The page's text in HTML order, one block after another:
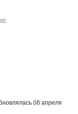
08 апреля